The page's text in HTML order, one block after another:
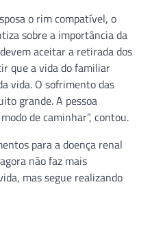
o rim compatível, o
sobre a importância da
aceitar a retirada dos
que a vida do familiar
vida. O sofrimento das
grande. A pessoa
de caminhar”, contou.
para a doença renal
não faz mais
mas segue realizando